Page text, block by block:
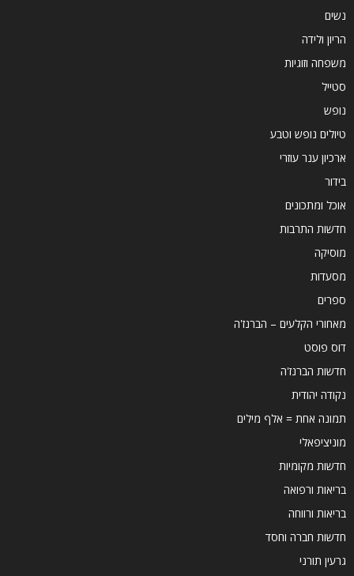
נשים
הריון ולידה
משפחה וזוגיות
סטייל
נופש
טיולים נופש וטבע
ארכיון ענר עוזרי
בידור
אוכל ומתכונים
חדשות התרבות
מוסיקה
מסעדות
ספרים
מאחורי הקלעים – הברנז'ה
דוס פוסט
חדשות הברנז'ה
נקודה יהודית
תמונה אחת = אלף מילים
מוניציפאלי
חדשות מקומיות
בריאות ורפואה
בריאות ורווחה
חדשות חברה וחסד
גרעין תורני